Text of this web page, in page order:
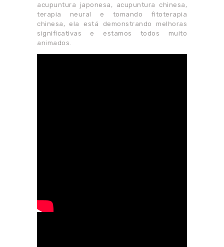
acupuntura japonesa, acupuntura chinesa,
terapia neural e tomando fitoterapia
chinesa, ela está demonstrando melhoras
significativas e estamos todos muito
animados.